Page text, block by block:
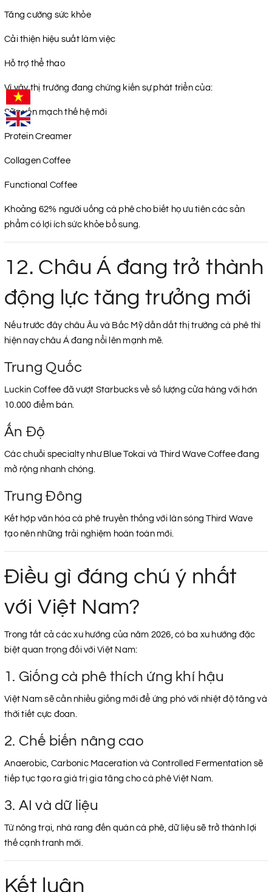
Tăng cường sức khỏe
Cải thiện hiệu suất làm việc
Hỗ trợ thể thao
Vì vậy thị trường đang chứng kiến sự phát triển của:
Sữa yến mạch thế hệ mới
Protein Creamer
Collagen Coffee
Functional Coffee
Khoảng 62% người uống cà phê cho biết họ ưu tiên các sản
phẩm có lợi ích sức khỏe bổ sung.
12. Châu Á đang trở thành
động lực tăng trưởng mới
Nếu trước đây châu Âu và Bắc Mỹ dẫn dắt thị trường cà phê thì
hiện nay châu Á đang nổi lên mạnh mẽ.
Trung Quốc
Luckin Coffee đã vượt Starbucks về số lượng cửa hàng với hơn
10.000 điểm bán.
Ấn Độ
Các chuỗi specialty như Blue Tokai và Third Wave Coffee đang
mở rộng nhanh chóng.
Trung Đông
Kết hợp văn hóa cà phê truyền thống với làn sóng Third Wave
tạo nên những trải nghiệm hoàn toàn mới.
Điều gì đáng chú ý nhất
với Việt Nam?
Trong tất cả các xu hướng của năm 2026, có ba xu hướng đặc
biệt quan trọng đối với Việt Nam:
1. Giống cà phê thích ứng khí hậu
Việt Nam sẽ cần nhiều giống mới để ứng phó với nhiệt độ tăng và
thời tiết cực đoan.
2. Chế biến nâng cao
Anaerobic, Carbonic Maceration và Controlled Fermentation sẽ
tiếp tục tạo ra giá trị gia tăng cho cà phê Việt Nam.
3. AI và dữ liệu
Từ nông trại, nhà rang đến quán cà phê, dữ liệu sẽ trở thành lợi
thế cạnh tranh mới.
Kết luận